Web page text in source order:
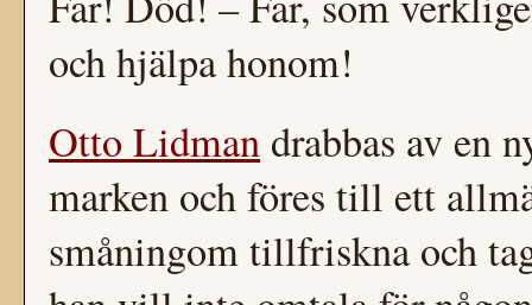
och hjälpa honom!
Otto Lidman drabbas av en
marken och föres till ett
småningom tillfriskna och